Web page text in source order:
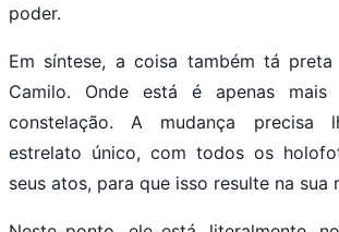
poder.
Em síntese, a coisa também tá
Camilo. Onde está é apenas mais
constelação. A mudança precisa
estrelato único, com todos os
seus atos, para que isso resulte na sua